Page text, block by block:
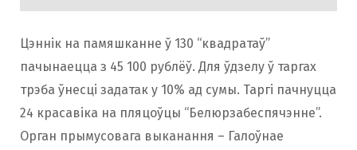
Цэннік на памяшканне ў 130 “квадратаў”
пачынаецца з 45 100 рублёў. Для ўдзелу ў таргах
трэба ўнесці задатак у 10% ад сумы. Таргі пачнуцца
24 красавіка на пляцоўцы “Белюрзабеспячэнне”.
Орган прымусовага выканання – Галоўнае